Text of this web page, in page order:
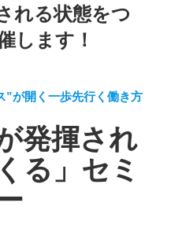
れる状態をつ
します！
”が開く一歩先行く働き方
発揮され
る」セミ